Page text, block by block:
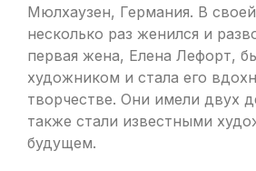
Мюлхаузен, Германия. В
несколько раз женился и
первая жена, Елена Лефорт,
художником и стала его
творчестве. Они имели двух
также стали известными
будущем.